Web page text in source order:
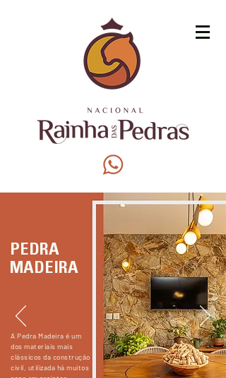
PEDRA
MADEIRA
A Pedra Madeira é um
dos materiais mais
clássicos da construção
civil, utilizada há muitos